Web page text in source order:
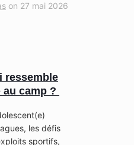
on 27 mai 2026
ressemble
camp ?
les défis
sportifs,